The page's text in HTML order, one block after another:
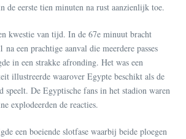
de eerste tien minuten na rust aanzienlijk toe.
kwestie van tijd. In de 67e minuut bracht
na een prachtige aanval die meerdere passes
in een strakke afronding. Het was een
illustreerde waarover Egypte beschikt als de
speelt. De Egyptische fans in het stadion waren
explodeerden de reacties.
een boeiende slotfase waarbij beide ploegen